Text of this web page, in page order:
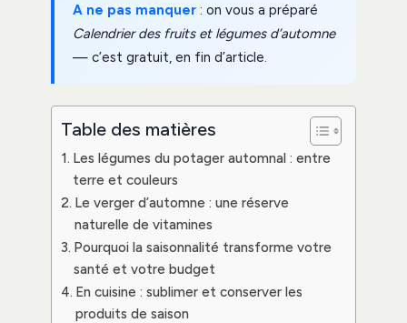
A ne pas manquer : on vous a préparé
Calendrier des fruits et légumes d’automne
— c’est gratuit, en fin d’article.
Table des matières
Les légumes du potager automnal : entre
terre et couleurs
Le verger d’automne : une réserve
naturelle de vitamines
Pourquoi la saisonnalité transforme votre
santé et votre budget
En cuisine : sublimer et conserver les
produits de saison